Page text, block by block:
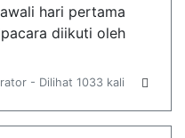
hari pertama
diikuti oleh
- Dilihat 1033 kali